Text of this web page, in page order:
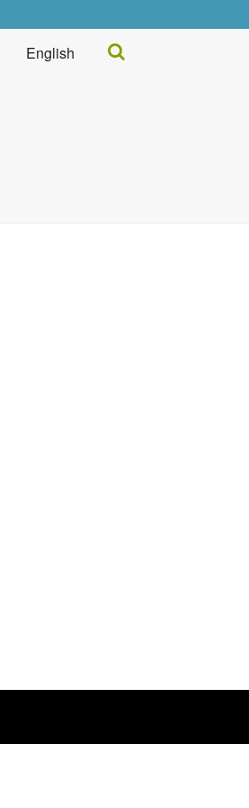
English Rechercher...